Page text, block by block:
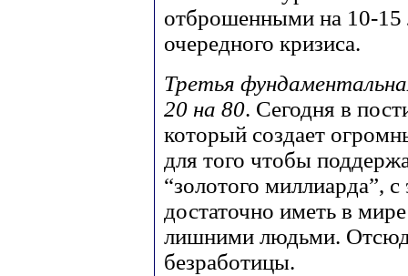
отброшенными на 10-15
очередного кризиса.
Третья
20 на 80. Сегодня в
который создает
для того чтобы
“золотого миллиарда”,
достаточно иметь в
лишними людьми.
безработицы.